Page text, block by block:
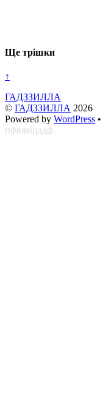
Ще трішки
↑
ГАДЗЗИЛЛА
© ГАДЗЗИЛЛА 2026
Powered by WordPress •
пфвяяшддф